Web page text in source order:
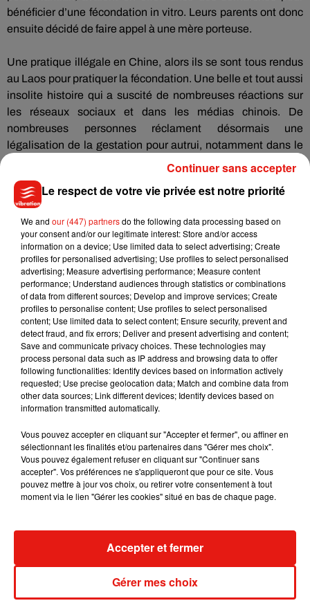
bénéficier d’une fécondation in vitro. Leurs parents ont donc
ensuite décidé de faire appel à une mère porteuse.
Une pratique illégale en Chine, alors ils se sont tous rendus
au Laos pour pratiquer la fécondation. Une belle et tout aussi
insolite histoire qui a suscité de nombreuses réactions sur
les réseaux sociaux et dans les médias chinois.
De
nombreuses personnes réclament désormais une
légalisation de la gestation pour autrui, notamment dans le
Musique
7 août 2026
Julien Lieb s’essaye à la vie de chatelain
dans son nouveau clip
7 août 2026
Madonna sort enfin le remix de « Love
Sensation » avec Kylie Minogue
7 août 2026
Tayc et Didi B dévoilent le single le plus
dansant de l’année
7 août 2026
Angèle et Amélie Lens dévoilent leur
collaboration tant attendue
Le respect de votre vie privée est notre priorité
We and our (447) partnersdo the following data processing based on
your consent and/or our legitimate interest: Store and/or access
information on a device; Use limited data to select advertising; Create
profiles for personalised advertising; Use profiles to select personalised
advertising; Measure advertising performance; Measure content
performance; Understand audiences through statistics or combinations
of data from different sources; Develop and improve services; Create
profiles to personalise content; Use profiles to select personalised
content; Use limited data to select content; Ensure security, prevent and
detect fraud, and fix errors; Deliver and present advertising and content;
Save and communicate privacy choices. These technologies may
process personal data such as IP address and browsing data to offer
following functionalities: Identify devices based on information actively
requested; Use precise geolocation data; Match and combine data from
other data sources; Link different devices; Identify devices based on
information transmitted automatically.
Vous pouvez accepter en cliquant sur "Accepter et fermer", ou affiner en
sélectionnant les finalités et/ou partenaires dans "Gérer mes choix".
Vous pouvez également refuser en cliquant sur "Continuer sans
accepter". Vos préférences ne s'appliqueront que pour ce site. Vous
pouvez mettre à jour vos choix, ou retirer votre consentement à tout
moment via le lien "Gérer les cookies" situé en bas de chaque page.
Gérer mes choix
Accepter et fermer
Continuer sans accepter